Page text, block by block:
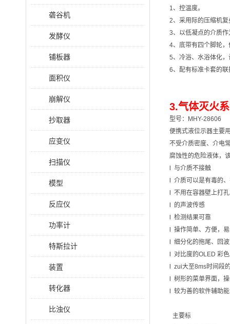
砻谷机
发酵仪
铺板器
面积仪
崩解仪
抄取器
应变仪
扫描仪
模型
反应仪
功率计
特斯拉计
装置
转化器
比浊仪
1、控温度。
2、采用际的压缩机复
3、以低凝点的介质
4、底带有四个脚轮
5、冷浴、水浴体化
6、配有标准卡套的
3.气体灭火
型号：MHY-28606
便携式液位示器主要
不受介质密度、介电
腐蚀性的危险液体，
l 与介质不接触
l 介质可以是有毒的
l 不用在容器壁上打
l 的声波传感
l 检测结果可靠
l 操作简单、方便，
l 细分化的拖尾、回
l 对比度的OLED 彩
l zui大至8ms时间段
l 树形的菜单界面，
l 较为善的软件辅助
主要标